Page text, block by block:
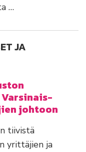
…
JA
johtoon
tiivistä
yrittäjien ja